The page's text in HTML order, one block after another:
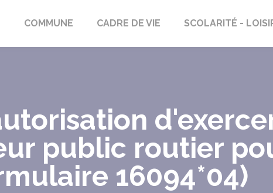
Saint-Georges
COMMUNE CADRE DE VIE SCOLARITÉ -
public routier
16094*04)